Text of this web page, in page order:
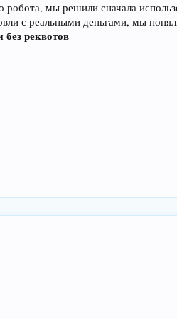
мы решили сначала
с реальными деньгами, мы
реквотов